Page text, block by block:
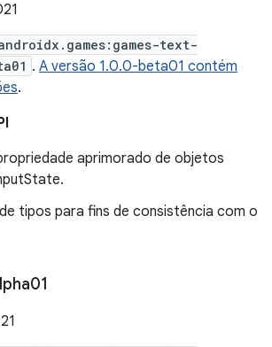
text-
. A versão 1.0.0-beta01 contém
.
aprimorado de objetos
tipos para fins de consistência com o